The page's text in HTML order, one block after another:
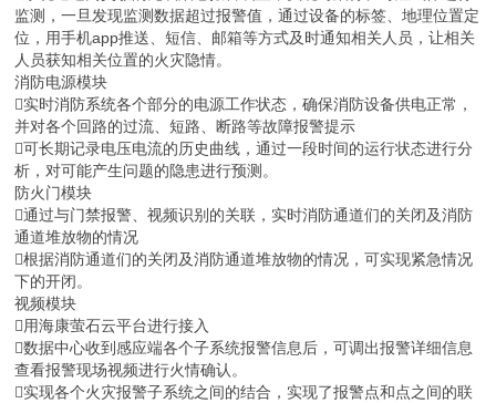
监测，一旦发现监测数据超过报警值，通过设备的标签、地理位置定
位，用手机app推送、短信、邮箱等方式及时通知相关人员，让相关
人员获知相关位置的火灾隐情。
消防电源模块
实时消防系统各个部分的电源工作状态，确保消防设备供电正常，
并对各个回路的过流、短路、断路等故障报警提示
可长期记录电压电流的历史曲线，通过一段时间的运行状态进行分
析，对可能产生问题的隐患进行预测。
防火门模块
通过与门禁报警、视频识别的关联，实时消防通道们的关闭及消防
通道堆放物的情况
根据消防通道们的关闭及消防通道堆放物的情况，可实现紧急情况
下的开闭。
视频模块
用海康萤石云平台进行接入
数据中心收到感应端各个子系统报警信息后，可调出报警详细信息
查看报警现场视频进行火情确认。
实现各个火灾报警子系统之间的结合，实现了报警点和点之间的联